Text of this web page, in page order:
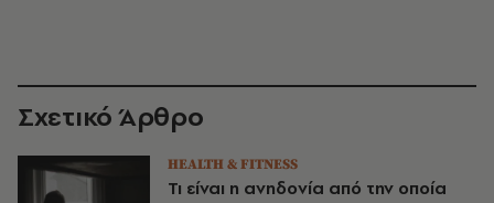
Σχετικό Άρθρο
HEALTH & FITNESS
Τι είναι η ανηδονία από την οποία